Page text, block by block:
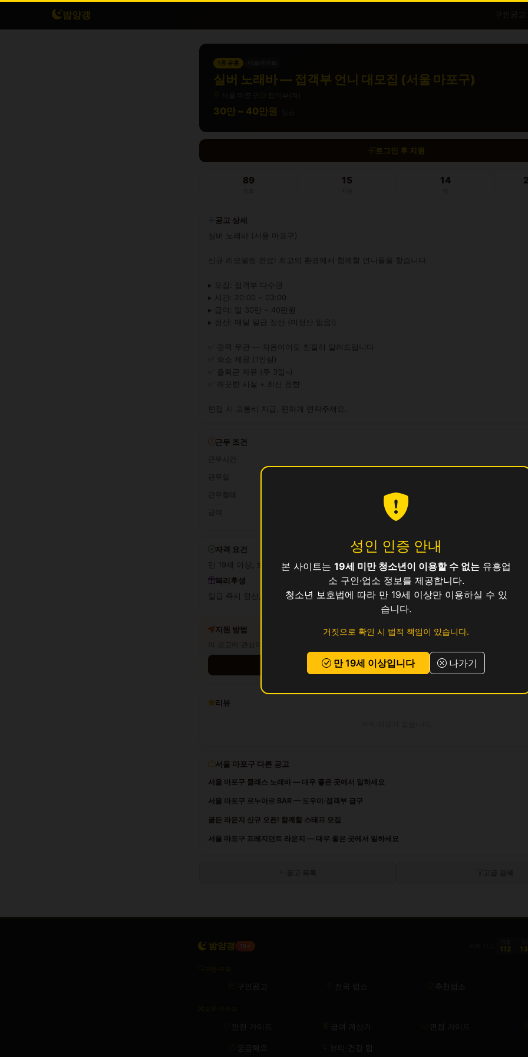
밤양갱 구인공고
성인 인증 안내
본 사이트는 19세 미만 청소년이 이용할 수 없는 유흥업
소 구인·업소 정보를 제공합니다.
청소년 보호법에 따라 만 19세 이상만 이용하실 수 있
습니다.
거짓으로 확인 시 법적 책임이 있습니다.
만 19세 이상입니다 나가기
1종 유흥
실버 노래바 — 접객부 언니 대모집 (서울 마포구)
30만 ~ 40만원
로그인 후 지원
89 15 14
공고 상세
실버 노래바 (서울 마포구)
신규 리모델링 완료! 최고의 환경에서 함께할 언니들을 찾습니다.
▸ 모집: 접객부 다수명
▸ 시간: 20:00 ~ 03:00
▸ 급여: 일 30만 ~ 40만원
▸ 정산: 매일 일급 정산 (미정산 없음!)
✅ 경력 무관 — 처음이어도 친절히 알려드립니다
✅ 숙소 제공 (1인실)
✅ 출퇴근 자유 (주 3일~)
✅ 깨끗한 시설 + 최신 음향
면접 시 교통비 지급. 편하게 연락주세요.
근무 조건
30
자격 요건
만 19세 이상, 보건증 소지 (발급 안내 가능)
복리후생
일급 즉시 정산, 교통비 지원, 식사 제공, 기숙사 제공 (1인실)
지원 방법
이 공고에 관심이 있으시면
로그인 후 지원하기
리뷰
서울 마포구 다른 공고
서울 마포구 클래스 노래바 — 대우 좋은 곳에서 일하세요
서울 마포구 르누아르 BAR — 도우미·접객부 급구
골든 라운지 신규 오픈! 함께할 스태프 모집
서울 마포구 프레지던트 라운지 — 대우 좋은 곳에서 일하세요
밤양갱 19+ 112
구인공고 전국 업소 추천업소
안전 가이드 급여 계산기 면접 가이드
궁금해요 뷰티·건강 팁